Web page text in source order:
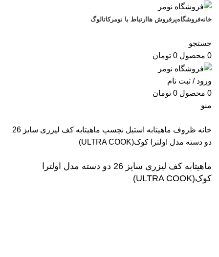
خانهفروشگاهپرفروش ها ارتباط با نومرکاتالوگ
جستجو
0 محصول 0 تومان
ورود / ثبت نام
0 محصول 0 تومان
منو
خانه ظروف ماهیتابه استیل نچسپ
ماهیتابه کف لیزری سایز 26
دو دسته مدل اولترا کوک(ULTRA COOK)
ماهیتابه کف لیزری سایز 26 دو دسته مدل اولترا
کوک(ULTRA COOK)